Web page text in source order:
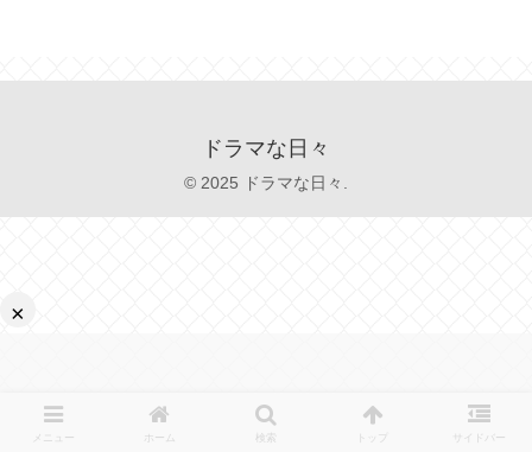
ドラマな日々
© 2025 ドラマな日々.
メニュー ホーム 検索 トップ サイドバー
×